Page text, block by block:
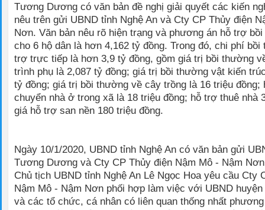
Tương Dương có văn bản đề nghị giải quyết các kiến
nêu trên gửi UBND tỉnh Nghệ An và Cty CP Thủy điện
Nơn. Văn bản nêu rõ hiện trạng và phương án hỗ trợ
cho 6 hộ dân là hơn 4,162 tỷ đồng. Trong đó, chi phí bồi
trợ trực tiếp là hơn 3,9 tỷ đồng, gồm giá trị bồi thường
trình phụ là 2,087 tỷ đồng; giá trị bồi thường vật kiến
tỷ đồng; giá trị bồi thường về cây trồng là 16 triệu đồng;
chuyển nhà ở trong xã là 18 triệu đồng; hỗ trợ thuê nhà
giá hỗ trợ san nền 180 triệu đồng.
Ngày 10/1/2020, UBND tỉnh Nghệ An có văn bản gửi
Tương Dương và Cty CP Thủy điện Nậm Mô - Nậm
Chủ tịch UBND tỉnh Nghệ An Lê Ngọc Hoa yêu cầu Cty
Nậm Mô - Nậm Nơn phối hợp làm việc với UBND
và các tổ chức, cá nhân có liên quan thống nhất